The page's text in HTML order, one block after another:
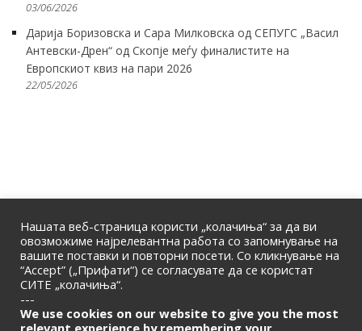
03/06/2026
Дарија Боризовска и Сара Милковска од СЕПУГС „Васил
Антевски-Дрен“ од Скопје меѓу финалистите на
Европскиот квиз на пари 2026
22/05/2026
ПОЧЕТНА
© 2026 | Македонска Банкарска Асоцијација
Нашата веб-страница користи „колачиња“ за да ви
овозможиме најрелевантна работа со запомнување на
вашите поставки и повторни посети. Со кликнување на
“Accept” („Прифати“) се согласувате да се користат
СИТЕ „колачиња“.
---
We use cookies on our website to give you the most
relevant experience by remembering your